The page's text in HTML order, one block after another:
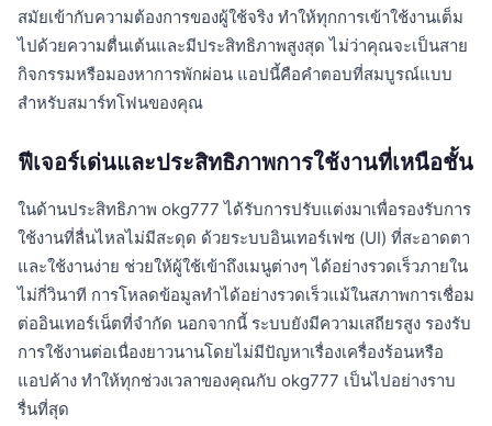
สมัยเข้ากับความต้องการของผู้ใช้จริง ทำให้ทุกการเข้าใช้งานเต็ม
ไปด้วยความตื่นเต้นและมีประสิทธิภาพสูงสุด ไม่ว่าคุณจะเป็นสาย
กิจกรรมหรือมองหาการพักผ่อน แอปนี้คือคำตอบที่สมบูรณ์แบบ
สำหรับสมาร์ทโฟนของคุณ
ฟีเจอร์เด่นและประสิทธิภาพการใช้งานที่เหนือชั้น
ในด้านประสิทธิภาพ okg777 ได้รับการปรับแต่งมาเพื่อรองรับการ
ใช้งานที่ลื่นไหลไม่มีสะดุด ด้วยระบบอินเทอร์เฟซ (UI) ที่สะอาดตา
และใช้งานง่าย ช่วยให้ผู้ใช้เข้าถึงเมนูต่างๆ ได้อย่างรวดเร็วภายใน
ไม่กี่วินาที การโหลดข้อมูลทำได้อย่างรวดเร็วแม้ในสภาพการเชื่อม
ต่ออินเทอร์เน็ตที่จำกัด นอกจากนี้ ระบบยังมีความเสถียรสูง รองรับ
การใช้งานต่อเนื่องยาวนานโดยไม่มีปัญหาเรื่องเครื่องร้อนหรือ
แอปค้าง ทำให้ทุกช่วงเวลาของคุณกับ okg777 เป็นไปอย่างราบ
รื่นที่สุด